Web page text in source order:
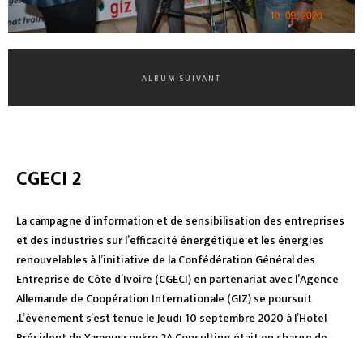
ALBUM SUIVANT
CGECI 2
La campagne d’information et de sensibilisation des entreprises
et des industries sur l’efficacité énergétique et les énergies
renouvelables à l’initiative de la Confédération Général des
Entreprise de Côte d’Ivoire (CGECI) en partenariat avec l’Agence
Allemande de Coopération Internationale (GIZ) se poursuit
.L’évènement s’est tenue le Jeudi 10 septembre 2020 à l’Hotel